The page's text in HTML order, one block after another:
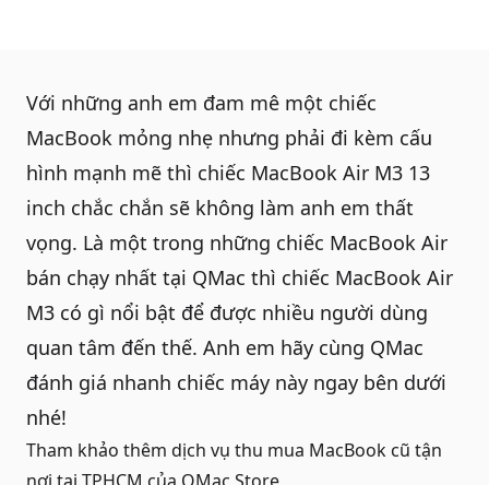
Với những anh em đam mê một chiếc
MacBook mỏng nhẹ nhưng phải đi kèm cấu
hình mạnh mẽ thì chiếc MacBook Air M3 13
inch chắc chắn sẽ không làm anh em thất
vọng. Là một trong những chiếc MacBook Air
bán chạy nhất tại QMac thì chiếc MacBook Air
M3 có gì nổi bật để được nhiều người dùng
quan tâm đến thế. Anh em hãy cùng QMac
đánh giá nhanh chiếc máy này ngay bên dưới
nhé!
Tham khảo thêm dịch vụ thu mua MacBook cũ tận